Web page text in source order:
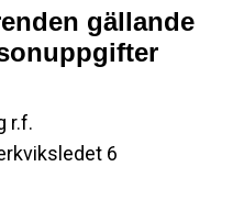
gällande
r.f.
6